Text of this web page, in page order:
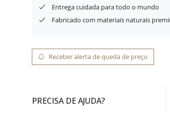
Entrega cuidada para todo o mundo
Fabricado com materiais naturais
Receber alerta de queda de preço
PRECISA DE AJUDA?